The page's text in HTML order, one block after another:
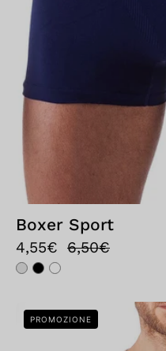
Boxer Sport
4,55€ 6,50€
PROMOZIONE